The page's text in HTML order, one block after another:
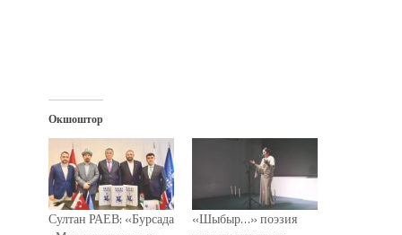
Окшоштор
Султан РАЕВ: «Бурсада
«Шыбыр…» поэзия